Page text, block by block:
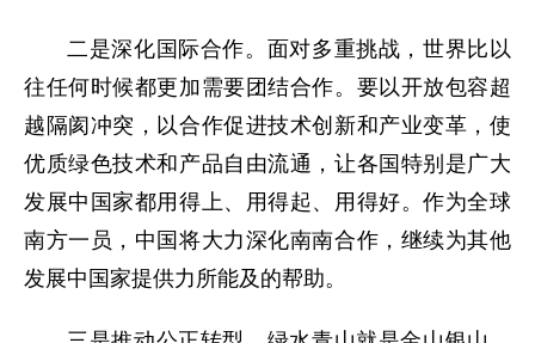
二是深化国际合作。面对多重挑战，世界比以
往任何时候都更加需要团结合作。要以开放包容超
越隔阂冲突，以合作促进技术创新和产业变革，使
优质绿色技术和产品自由流通，让各国特别是广大
发展中国家都用得上、用得起、用得好。作为全球
南方一员，中国将大力深化南南合作，继续为其他
发展中国家提供力所能及的帮助。